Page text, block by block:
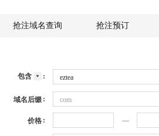
抢注域名查询 抢注预订
包含
域名后缀 com
价格